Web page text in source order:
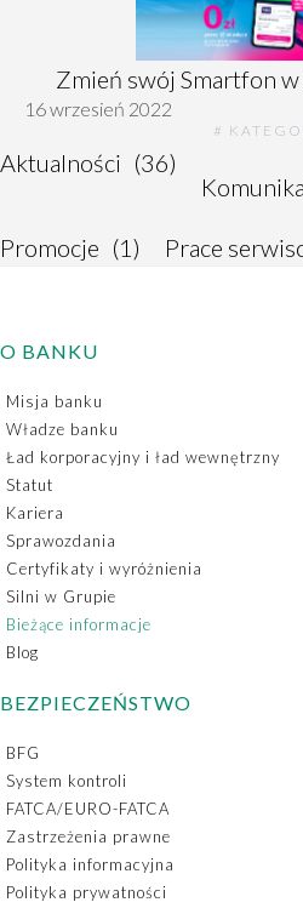
Zmień swój Smartfon
16 wrzesień 2022
#
Aktualności (36)
Promocje (1) Prace
O BANKU
Misja banku
Władze banku
Ład korporacyjny i ład wewnętrzny
Statut
Kariera
Sprawozdania
Certyfikaty i wyróżnienia
Silni w Grupie
Bieżące informacje
Blog
BEZPIECZEŃSTWO
BFG
System kontroli
FATCA/EURO-FATCA
Zastrzeżenia prawne
Polityka informacyjna
Polityka prywatności